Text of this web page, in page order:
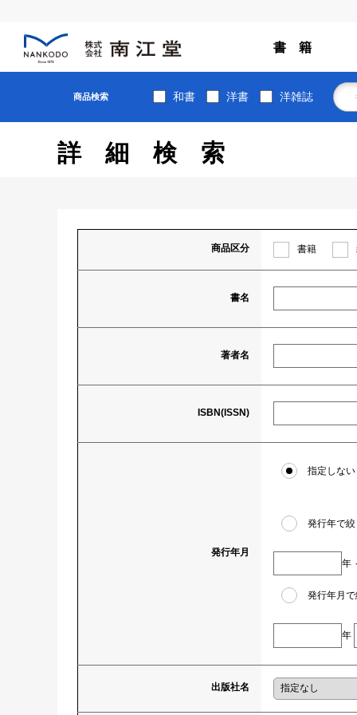
書 籍
商品検索 和書 洋書 洋雑誌
詳細検索
商品区分 書籍
書名
著者名
ISBN(ISSN)
発行年月
指定しない
発行年で
年
発行年月
年
出版社名